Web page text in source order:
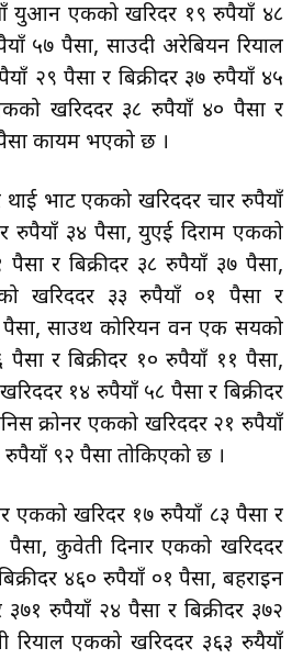
युआन एकको खरिदर १९ रुपैयाँ ४८
५७ पैसा, साउदी अरेबियन रियाल
२९ पैसा र बिक्रीदर ३७ रुपैयाँ ४५
खरिददर ३८ रुपैयाँ ४० पैसा र
पैसा कायम भएको छ ।
थाई भाट एकको खरिददर चार रुपैयाँ
रुपैयाँ ३४ पैसा, युएई दिराम एकको
र बिक्रीदर ३८ रुपैयाँ ३७ पैसा,
खरिददर ३३ रुपैयाँ ०१ पैसा र
पैसा, साउथ कोरियन वन एक सयको
र बिक्रीदर १० रुपैयाँ ११ पैसा,
१४ रुपैयाँ ५८ पैसा र बिक्रीदर
क्रोनर एकको खरिददर २१ रुपैयाँ
रुपैयाँ ९२ पैसा तोकिएको छ ।
एकको खरिदर १७ रुपैयाँ ८३ पैसा र
पैसा, कुवेती दिनार एकको खरिददर
४६० रुपैयाँ ०१ पैसा, बहराइन
रुपैयाँ २४ पैसा र बिक्रीदर ३७२
एकको खरिददर ३६३ रुयैयाँ